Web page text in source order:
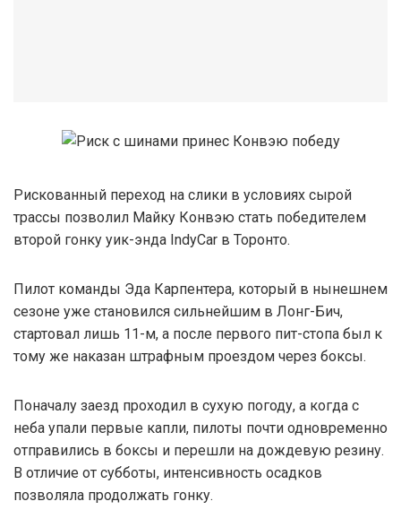
Рискованный переход на слики в условиях сырой
трассы позволил Майку Конвэю стать победителем
второй гонку уик-энда IndyCar в Торонто.
Пилот команды Эда Карпентера, который в нынешнем
сезоне уже становился сильнейшим в Лонг-Бич,
стартовал лишь 11-м, а после первого пит-стопа был к
тому же наказан штрафным проездом через боксы.
Поначалу заезд проходил в сухую погоду, а когда с
неба упали первые капли, пилоты почти одновременно
отправились в боксы и перешли на дождевую резину.
В отличие от субботы, интенсивность осадков
позволяла продолжать гонку.